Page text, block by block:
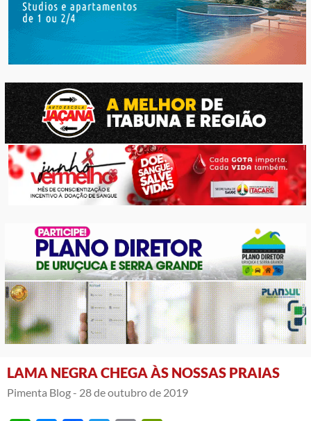
LAMA NEGRA CHEGA ÀS NOSSAS PRAIAS
Pimenta Blog - 28 de outubro de 2019